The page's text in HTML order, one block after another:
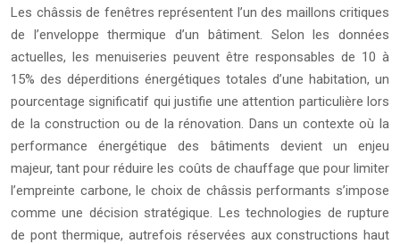
Les châssis de fenêtres représentent l’un des maillons critiques
de l’enveloppe thermique d’un bâtiment. Selon les données
actuelles, les menuiseries peuvent être responsables de 10 à
15% des déperditions énergétiques totales d’une habitation, un
pourcentage significatif qui justifie une attention particulière lors
de la construction ou de la rénovation. Dans un contexte où la
performance énergétique des bâtiments devient un enjeu
majeur, tant pour réduire les coûts de chauffage que pour limiter
l’empreinte carbone, le choix de châssis performants s’impose
comme une décision stratégique. Les technologies de rupture
de pont thermique, autrefois réservées aux constructions haut